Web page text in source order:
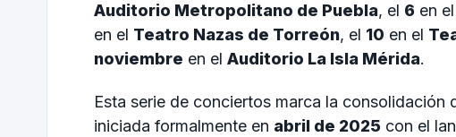
Auditorio Metropolitano de Puebla, el 6 en el
en el Teatro Nazas de Torreón, el 10 en el
noviembre en el Auditorio La Isla Mérida.
Esta serie de conciertos marca la consolidación
iniciada formalmente en abril de 2025 con el